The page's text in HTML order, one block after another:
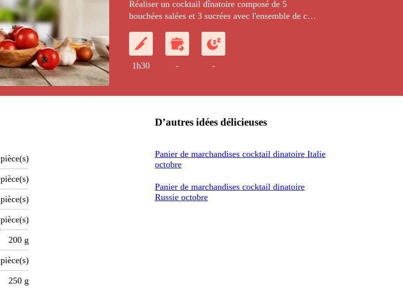
Réaliser un cocktail dînatoire composé de 5
bouchées salées et 3 sucrées avec l'ensemble de ce
1h30 - -
pièce(s)
pièce(s)
pièce(s)
pièce(s)
200 g
pièce(s)
250 g
D’autres idées délicieuses
Panier de marchandises cocktail dinatoire Italie
octobre
Panier de marchandises cocktail dinatoire
Russie octobre